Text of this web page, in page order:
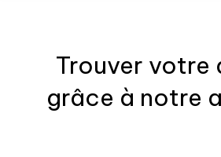
Trouver votre
grâce à notre